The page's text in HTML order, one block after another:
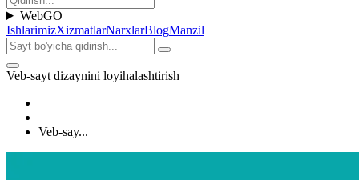
WebGO
IshlarimizXizmatlarNarxlarBlogManzil
Veb-sayt dizaynini loyihalashtirish
Veb-say...